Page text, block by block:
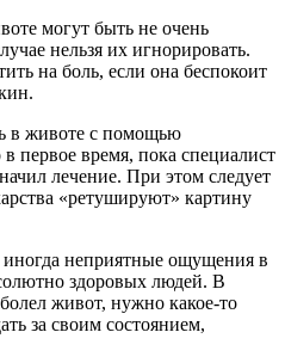
могут быть не очень
нельзя их игнорировать.
на боль, если она беспокоит
в животе с помощью
первое время, пока специалист
лечение. При этом следует
«ретушируют» картину
иногда неприятные ощущения в
здоровых людей. В
живот, нужно какое-то
за своим состоянием,